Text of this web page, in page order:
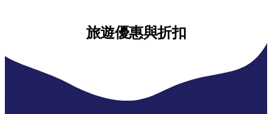
旅遊優惠與折扣